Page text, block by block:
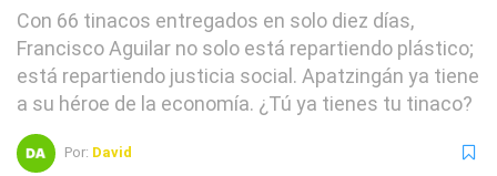
Con 66 tinacos entregados en solo diez días,
Francisco Aguilar no solo está repartiendo plástico;
está repartiendo justicia social. Apatzingán ya tiene
a su héroe de la economía. ¿Tú ya tienes tu tinaco?
Por: David